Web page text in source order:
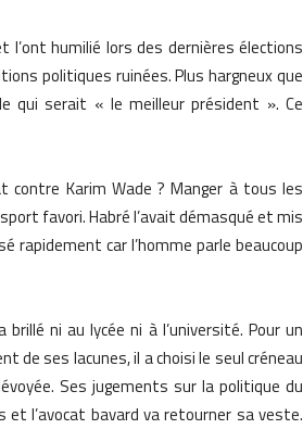
humilié lors des dernières élections
politiques ruinées. Plus hargneux que
qui serait « le meilleur président ». Ce
contre Karim Wade ? Manger à tous les
favori. Habré l’avait démasqué et mis
rapidement car l’homme parle beaucoup
ni au lycée ni à l’université. Pour un
de ses lacunes, il a choisi le seul créneau
Ses jugements sur la politique du
l’avocat bavard va retourner sa veste.